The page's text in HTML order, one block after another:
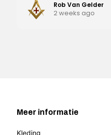
Rob Van Gelder
2 weeks ago
Meer informatie
Kleding